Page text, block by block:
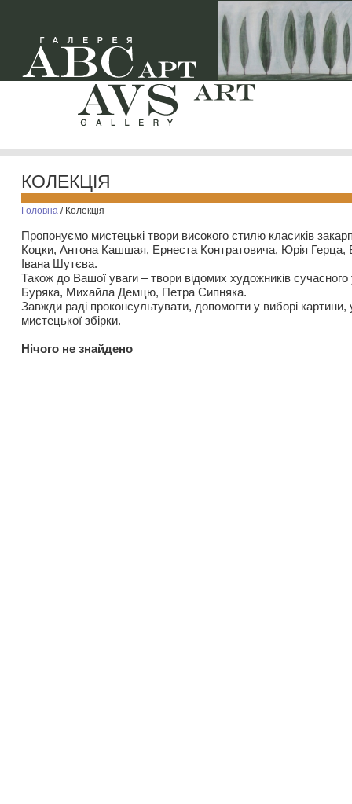
КОЛЕКЦІЯ
Головна / Колекція
Пропонуємо мистецькі твори високого стилю класиків
Коцки, Антона Кашшая, Ернеста Контратовича, Юрія
Івана Шутєва.
Також до Вашої уваги – твори відомих художників
Буряка, Михайла Демцю, Петра Сипняка.
Завжди раді проконсультувати, допомогти у виборі картини,
мистецької збірки.
Нiчого не знайдено